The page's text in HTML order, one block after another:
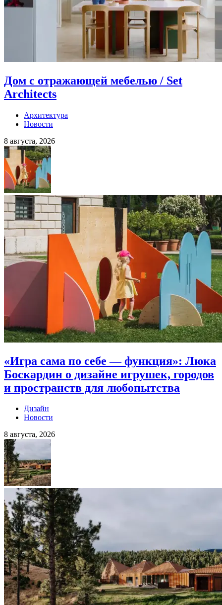
Дом с отражающей мебелью / Set
Architects
Архитектура
Новости
8 августа, 2026
«Игра сама по себе — функция»: Люка
Боскардин о дизайне игрушек, городов
и пространств для любопытства
Дизайн
Новости
8 августа, 2026